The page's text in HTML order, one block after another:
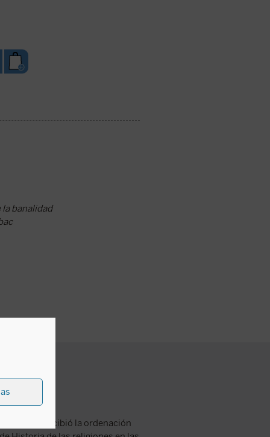
la banalidad
en 1913 y recibió la ordenación